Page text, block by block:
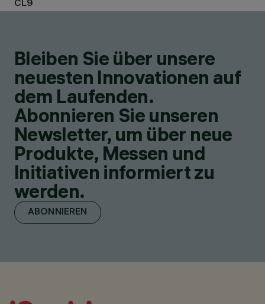
CL9
Bleiben Sie über unsere
neuesten Innovationen auf
dem Laufenden.
Abonnieren Sie unseren
Newsletter, um über neue
Produkte, Messen und
Initiativen informiert zu
werden.
ABONNIEREN